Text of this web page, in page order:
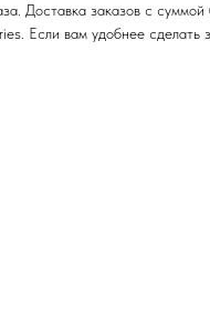
Доставка заказов с
вам удобнее сделать